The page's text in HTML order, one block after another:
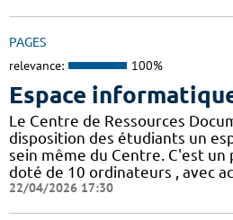
PAGES
relevance: 100%
Espace
Le Centre de Ressources
disposition des étudiants un
sein même du Centre. C'est un
doté de 10 ordinateurs , avec
22/04/2026 17:30